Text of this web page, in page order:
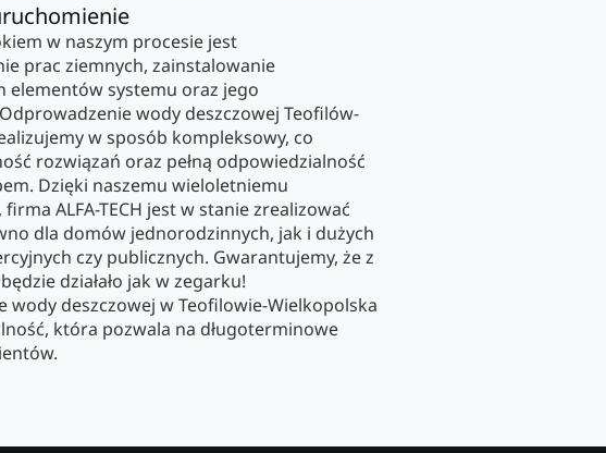
w naszym procesie jest
prac ziemnych, zainstalowanie
elementów systemu oraz jego
wody deszczowej Teofilów-
w sposób kompleksowy, co
rozwiązań oraz pełną odpowiedzialność
Dzięki naszemu wieloletniemu
ALFA-TECH jest w stanie zrealizować
dla domów jednorodzinnych, jak i dużych
czy publicznych. Gwarantujemy, że z
działało jak w zegarku!
wody deszczowej w Teofilowie-Wielkopolska
która pozwala na długoterminowe